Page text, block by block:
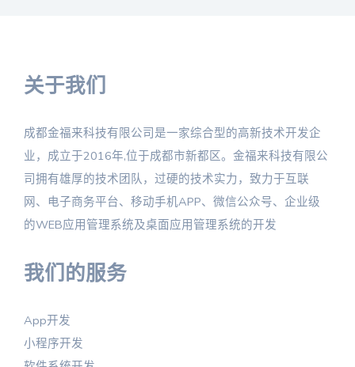
关于我们
成都金福来科技有限公司是一家综合型的高新技术开发企
业，成立于2016年,位于成都市新都区。金福来科技有限公
司拥有雄厚的技术团队，过硬的技术实力，致力于互联
网、电子商务平台、移动手机APP、微信公众号、企业级
的WEB应用管理系统及桌面应用管理系统的开发
我们的服务
App开发
小程序开发